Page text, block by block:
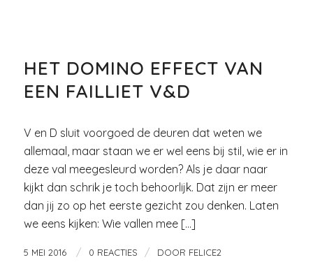
HET DOMINO EFFECT VAN
EEN FAILLIET V&D
V en D sluit voorgoed de deuren dat weten we
allemaal, maar staan we er wel eens bij stil, wie er in
deze val meegesleurd worden? Als je daar naar
kijkt dan schrik je toch behoorlijk. Dat zijn er meer
dan jij zo op het eerste gezicht zou denken. Laten
we eens kijken: Wie vallen mee […]
5 MEI 2016 / 0 REACTIES / DOOR FELICE2